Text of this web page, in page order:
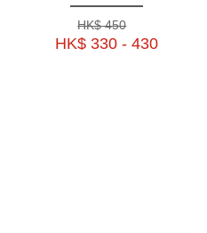
HK$ 450
HK$ 330 - 430